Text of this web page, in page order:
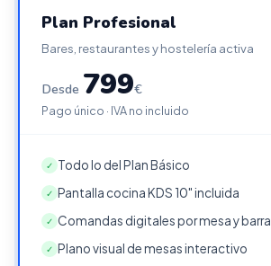
Plan Profesional
Bares, restaurantes y hostelería activa
Desde 799€
Pago único · IVA no incluido
✓ Todo lo del Plan Básico
✓ Pantalla cocina KDS 10" incluida
✓ Comandas digitales por mesa y barra
✓ Plano visual de mesas interactivo